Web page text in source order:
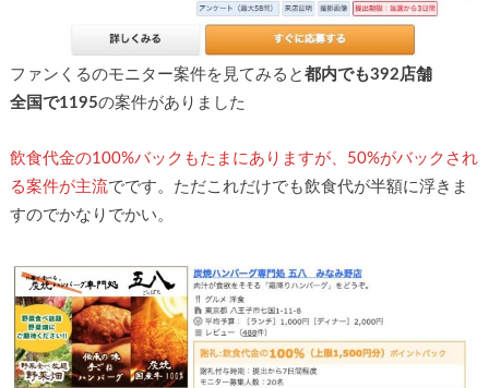
ファンくるのモニター案件を見てみると 都内でも392店舗
全国で1195の案件がありました
飲食代金の100%バックもたまにありますが、50%がバックされ
る案件が主流でです。ただこれだけでも飲食代が半額に浮きま
すのでかなりでかい。